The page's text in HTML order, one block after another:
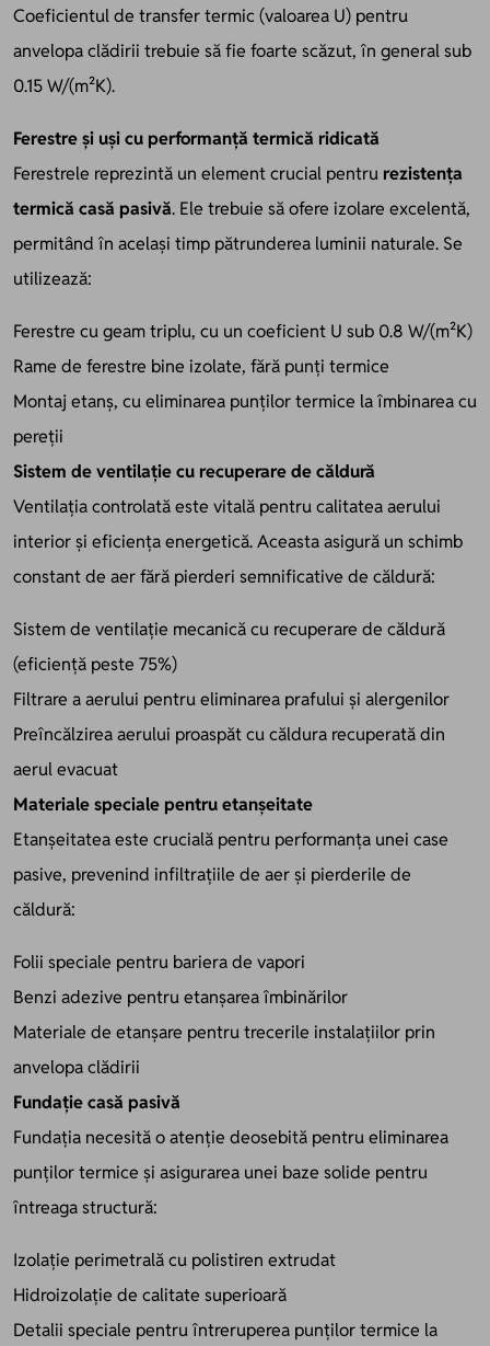
Coeficientul de transfer termic (valoarea U) pentru
anvelopa clădirii trebuie să fie foarte scăzut, în general sub
0.15 W/(m²K).
Ferestre și uși cu performanță termică ridicată
Ferestrele reprezintă un element crucial pentru rezistența
termică casă pasivă. Ele trebuie să ofere izolare excelentă,
permitând în același timp pătrunderea luminii naturale. Se
utilizează:
Ferestre cu geam triplu, cu un coeficient U sub 0.8 W/(m²K)
Rame de ferestre bine izolate, fără punți termice
Montaj etanș, cu eliminarea punților termice la îmbinarea cu
pereții
Sistem de ventilație cu recuperare de căldură
Ventilația controlată este vitală pentru calitatea aerului
interior și eficiența energetică. Aceasta asigură un schimb
constant de aer fără pierderi semnificative de căldură:
Sistem de ventilație mecanică cu recuperare de căldură
(eficiență peste 75%)
Filtrare a aerului pentru eliminarea prafului și alergenilor
Preîncălzirea aerului proaspăt cu căldura recuperată din
aerul evacuat
Materiale speciale pentru etanșeitate
Etanșeitatea este crucială pentru performanța unei case
pasive, prevenind infiltrațiile de aer și pierderile de
căldură:
Folii speciale pentru bariera de vapori
Benzi adezive pentru etanșarea îmbinărilor
Materiale de etanșare pentru trecerile instalațiilor prin
anvelopa clădirii
Fundație casă pasivă
Fundația necesită o atenție deosebită pentru eliminarea
punților termice și asigurarea unei baze solide pentru
întreaga structură:
Izolație perimetrală cu polistiren extrudat
Hidroizolație de calitate superioară
Detalii speciale pentru întreruperea punților termice la